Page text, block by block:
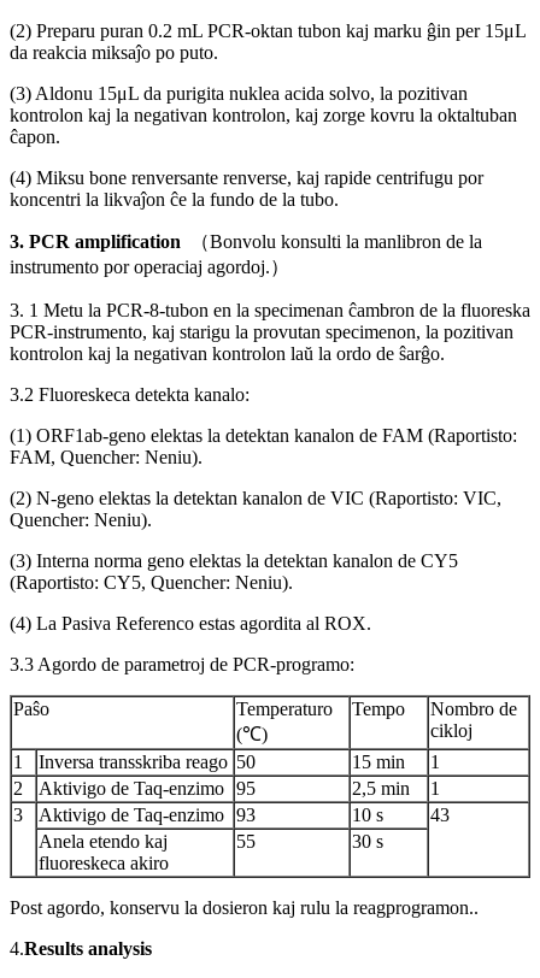
(2) Preparu puran 0.2 mL PCR-oktan tubon kaj marku ĝin per 15μL
da reakcia miksaĵo po puto.
(3) Aldonu 15μL da purigita nuklea acida solvo, la pozitivan
kontrolon kaj la negativan kontrolon, kaj zorge kovru la oktaltuban
ĉapon.
(4) Miksu bone renversante renverse, kaj rapide centrifugu por
koncentri la likvaĵon ĉe la fundo de la tubo.
3. PCR amplification （Bonvolu konsulti la manlibron de la
instrumento por operaciaj agordoj.）
3. 1 Metu la PCR-8-tubon en la specimenan ĉambron de la fluoreska
PCR-instrumento, kaj starigu la provutan specimenon, la pozitivan
kontrolon kaj la negativan kontrolon laŭ la ordo de ŝarĝo.
3.2 Fluoreskeca detekta kanalo:
(1) ORF1ab-geno elektas la detektan kanalon de FAM (Raportisto:
FAM, Quencher: Neniu).
(2) N-geno elektas la detektan kanalon de VIC (Raportisto: VIC,
Quencher: Neniu).
(3) Interna norma geno elektas la detektan kanalon de CY5
(Raportisto: CY5, Quencher: Neniu).
(4) La Pasiva Referenco estas agordita al ROX.
3.3 Agordo de parametroj de PCR-programo:
Paŝo
Temperaturo
(℃)
Tempo
Nombro de
cikloj
1
Inversa transskriba reago 50 15 min
1
2
Aktivigo de Taq-enzimo 95 2,5 min
1
3
Aktivigo de Taq-enzimo 93 10 s
43
Anela etendo kaj
fluoreskeca akiro
55 30 s
Post agordo, konservu la dosieron kaj rulu la reagprogramon..
4.Results analysis